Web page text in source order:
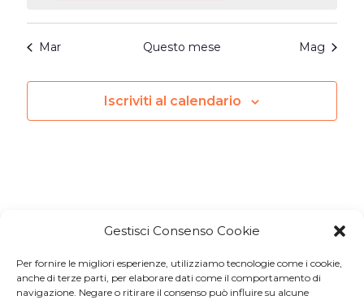
Gestisci Consenso Cookie
Per fornire le migliori esperienze, utilizziamo tecnologie come i cookie,
anche di terze parti, per elaborare dati come il comportamento di
navigazione. Negare o ritirare il consenso può influire su alcune
Mar Questo mese Mag
Iscriviti al calendario
Iscriviti aMacondo Post, la